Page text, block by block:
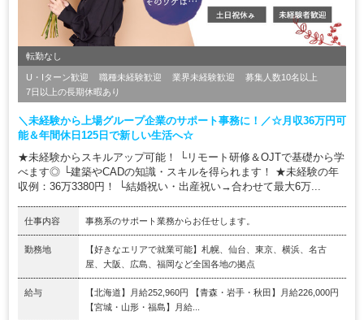
転勤なし
U・Iターン歓迎 職種未経験歓迎 業界未経験歓迎
募集人数10名以上
7日以上の長期休暇あり
＼未経験から上場グループ企業のサポート事務に！／☆月収36万円可
能＆年間休日125日で新しい生活へ☆
★未経験からスキルアップ可能！ └リモート研修＆OJTで基礎から学
べます◎ └建築やCADの知識・スキルを得られます！ ★未経験の年
収例：36万3380円！ └結婚祝い・出産祝い→合わせて最大6万...
仕事内容 事務系のサポート業務からお任せします。
勤務地
【好きなエリアで就業可能】札幌、仙台、東京、横浜、名古
屋、大阪、広島、福岡など全国各地の拠点
給与
【北海道】月給252,960円 【青森・岩手・秋田】月給226,000円
【宮城・山形・福島】月給...